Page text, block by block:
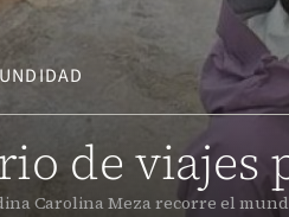
de viajes
Carolina Meza recorre el